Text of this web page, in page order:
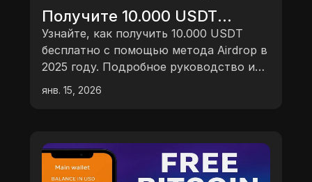
Получите 10.000 USDT
БЕСПЛАТНО?! (Метод
Airdrop 2025) 🚀
Узнайте, как получить 10.000 USDT
бесплатно с помощью метода Airdrop в
2025 году. Подробное руководство и
советы.
янв. 15, 2026